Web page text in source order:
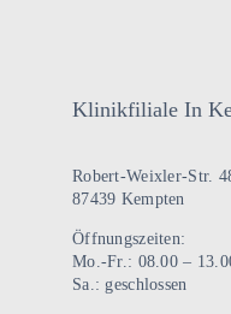
Klinikfiliale In
Robert-Weixler-Str.
87439 Kempten
Öffnungszeiten:
Mo.-Fr.: 08.00 –
Sa.: geschlossen